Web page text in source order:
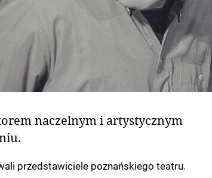
naczelnym i artystycznym
przedstawiciele poznańskiego teatru.